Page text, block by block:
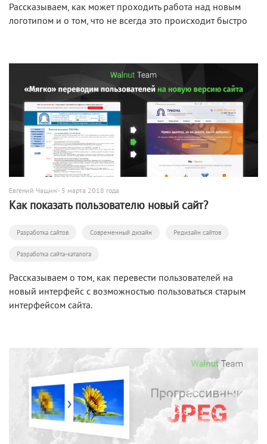
Рассказываем, как может проходить работа над новым
логотипом и о том, что не всегда это происходит быстро
Евгений Чащин- 5 марта 2018 года
Как показать пользователю новый сайт?
Разработка сайтов Современный дизайн Редизайн сайтов
Разработка сайта-каталога
Рассказываем о том, как перевести пользователей на
новый интерфейс с возможностью пользоваться старым
интерфейсом сайта.